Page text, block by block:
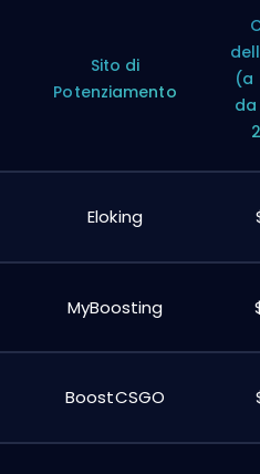
Sito di
Potenziamento
(a
Eloking
MyBoosting
BoostCSGO